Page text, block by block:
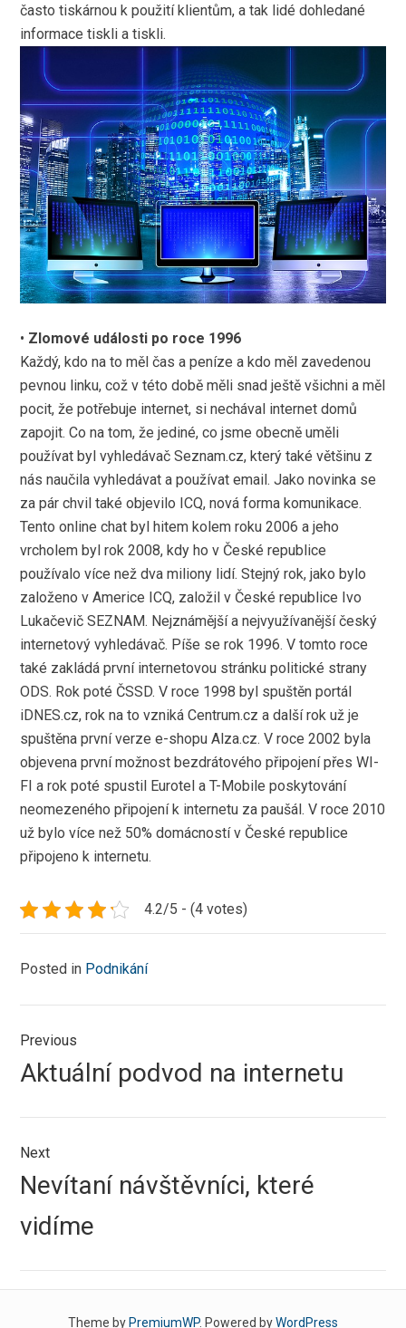
často tiskárnou k použití klientům, a tak lidé dohledané
informace tiskli a tiskli.
• Zlomové události po roce 1996
Každý, kdo na to měl čas a peníze a kdo měl zavedenou
pevnou linku, což v této době měli snad ještě všichni a měl
pocit, že potřebuje internet, si nechával internet domů
zapojit. Co na tom, že jediné, co jsme obecně uměli
používat byl vyhledávač Seznam.cz, který také většinu z
nás naučila vyhledávat a používat email. Jako novinka se
za pár chvil také objevilo ICQ, nová forma komunikace.
Tento online chat byl hitem kolem roku 2006 a jeho
vrcholem byl rok 2008, kdy ho v České republice
používalo více než dva miliony lidí. Stejný rok, jako bylo
založeno v Americe ICQ, založil v České republice Ivo
Lukačevič SEZNAM. Nejznámější a nejvyužívanější český
internetový vyhledávač. Píše se rok 1996. V tomto roce
také zakládá první internetovou stránku politické strany
ODS. Rok poté ČSSD. V roce 1998 byl spuštěn portál
iDNES.cz, rok na to vzniká Centrum.cz a další rok už je
spuštěna první verze e-shopu Alza.cz. V roce 2002 byla
objevena první možnost bezdrátového připojení přes WI-
FI a rok poté spustil Eurotel a T-Mobile poskytování
neomezeného připojení k internetu za paušál. V roce 2010
už bylo více než 50% domácností v České republice
připojeno k internetu.
4.2/5 - (4 votes)
Posted in Podnikání
Navigace
pro
příspěvek
Previous
Previous
post:
Aktuální podvod na internetu
Next
Next
post:
Nevítaní návštěvníci, které
vidíme
Theme by PremiumWP. Powered byWordPress